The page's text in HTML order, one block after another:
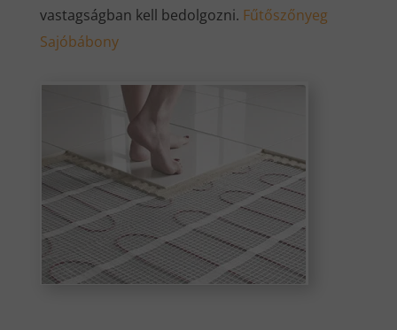
vastagságban kell bedolgozni. Fűtőszőnyeg
Sajóbábony